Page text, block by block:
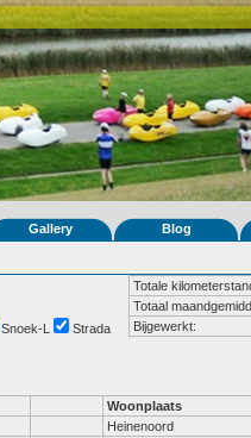
Gallery Blog
Totale
Totaal
Bijgewerkt:
Snoek-L Strada
Woonplaats
Heinenoord